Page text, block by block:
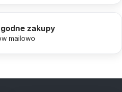
zakupy
mailowo